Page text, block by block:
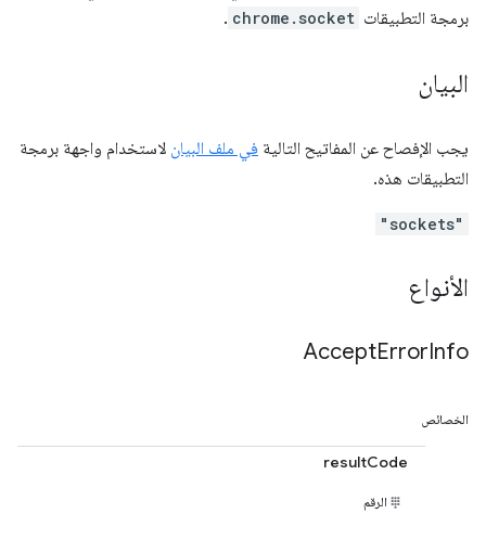
برمجة التطبيقات chrome.socket
.
البيان
يجب الإفصاح عن المفاتيح التالية في ملف البيان لاستخدام واجهة برمجة
التطبيقات هذه.
"sockets"
الأنواع
AcceptErrorInfo
الخصائص
resultCode
الرقم